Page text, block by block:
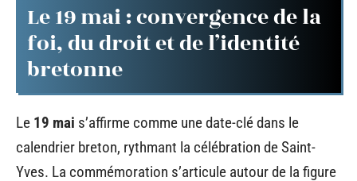
Le 19 mai : convergence de la
foi, du droit et de l’identité
bretonne
Le 19 mai s’affirme comme une date-clé dans le
calendrier breton, rythmant la célébration de Saint-
Yves. La commémoration s’articule autour de la figure